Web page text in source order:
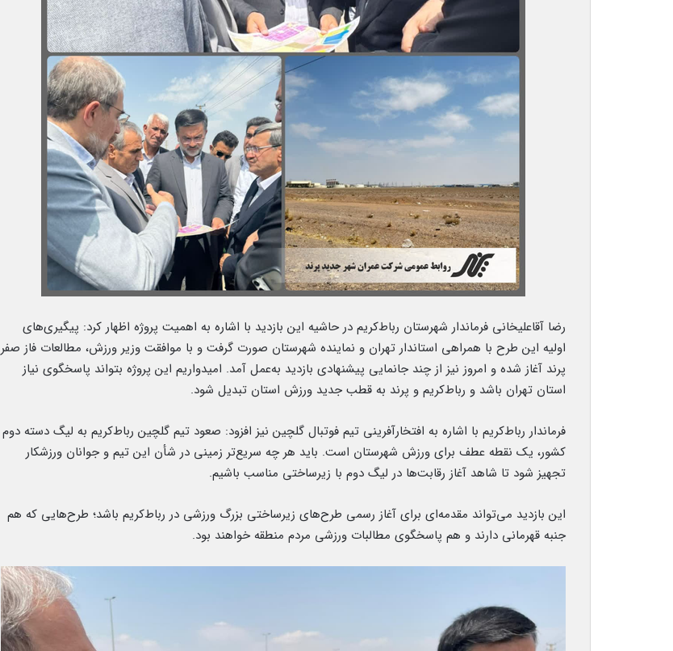
رضا آقاعلیخانی فرماندار شهرستان رباط‌کریم در حاشیه این بازدید با اشاره به اهمیت پروژه اظهار کرد: پیگیری‌های
اولیه این طرح با همراهی استاندار تهران و نماینده شهرستان صورت گرفت و با موافقت وزیر ورزش، مطالعات فاز صفر
پرند آغاز شده و امروز نیز از چند جانمایی پیشنهادی بازدید به‌عمل آمد. امیدواریم این پروژه بتواند پاسخگوی نیاز
استان تهران باشد و رباط‌کریم و پرند به قطب جدید ورزش استان تبدیل شود.
️فرماندار رباط‌کریم با اشاره به افتخارآفرینی تیم فوتبال گلچین نیز افزود: صعود تیم گلچین رباط‌کریم به لیگ دسته دوم
کشور، یک نقطه عطف برای ورزش شهرستان است. باید هر چه سریع‌تر زمینی در شأن این تیم و جوانان ورزشکار
تجهیز شود تا شاهد آغاز رقابت‌ها در لیگ دوم با زیرساختی مناسب باشیم.
️این بازدید می‌تواند مقدمه‌ای برای آغاز رسمی طرح‌های زیرساختی بزرگ ورزشی در رباط‌کریم باشد؛ طرح‌هایی که هم
جنبه قهرمانی دارند و هم پاسخگوی مطالبات ورزشی مردم منطقه خواهند بود.